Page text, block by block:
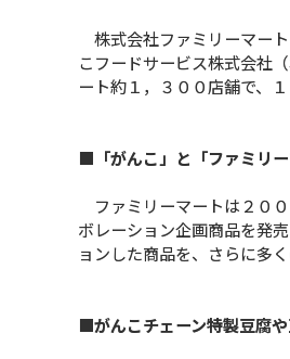
株式会社ファミリーマー
こフードサービス株式会社
ート約１，３００店舗で、
■「がんこ」と「ファミリ
ファミリーマートは２０
ボレーション企画商品を発
ョンした商品を、さらに多
■がんこチェーン特製豆腐